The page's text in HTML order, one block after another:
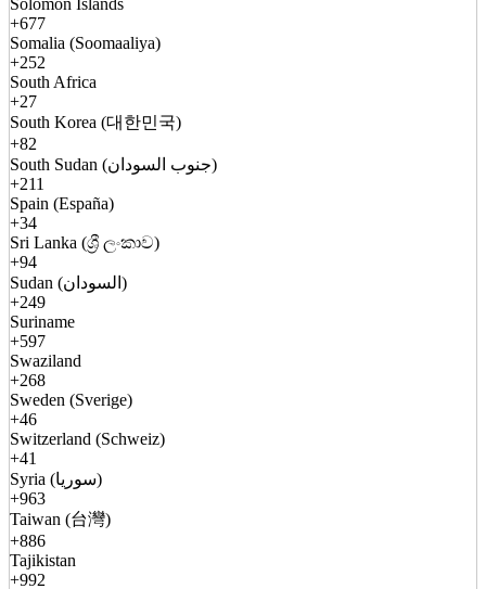
Solomon Islands
+677
Somalia (Soomaaliya)
+252
South Africa
+27
South Korea (대한민국)
+82
South Sudan (جنوب السودان)
+211
Spain (España)
+34
Sri Lanka (ශ්‍රී ලංකාව)
+94
Sudan (السودان)
+249
Suriname
+597
Swaziland
+268
Sweden (Sverige)
+46
Switzerland (Schweiz)
+41
Syria (سوريا)
+963
Taiwan (台灣)
+886
Tajikistan
+992